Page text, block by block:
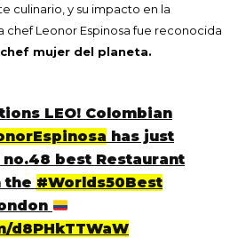
culinario, y su impacto en la
chef Leonor Espinosa fue reconocida
mujer del planeta.
LEO! Colombian
has just
best Restaurant
the #Worlds50Best